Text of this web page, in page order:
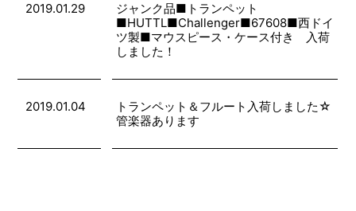
2019.01.29
ジャンク品■トランペット
■HUTTL■Challenger■67608■西ドイ
ツ製■マウスピース・ケース付き 入荷
しました！
2019.01.04
トランペット＆フルート入荷しました☆
管楽器あります